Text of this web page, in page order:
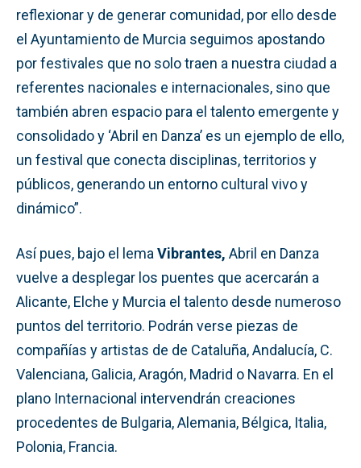
reflexionar y de generar comunidad, por ello desde
el Ayuntamiento de Murcia seguimos apostando
por festivales que no solo traen a nuestra ciudad a
referentes nacionales e internacionales, sino que
también abren espacio para el talento emergente y
consolidado y ‘Abril en Danza’ es un ejemplo de ello,
un festival que conecta disciplinas, territorios y
públicos, generando un entorno cultural vivo y
dinámico”.
Así pues, bajo el lema Vibrantes, Abril en Danza
vuelve a desplegar los puentes que acercarán a
Alicante, Elche y Murcia el talento desde numeroso
puntos del territorio. Podrán verse piezas de
compañías y artistas de de Cataluña, Andalucía, C.
Valenciana, Galicia, Aragón, Madrid o Navarra. En el
plano Internacional intervendrán creaciones
procedentes de Bulgaria, Alemania, Bélgica, Italia,
Polonia, Francia.